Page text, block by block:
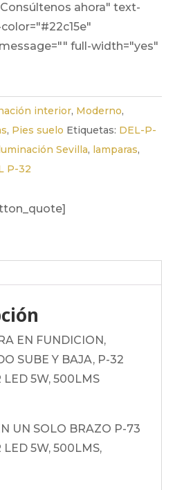
ahora" text-
full-width="yes"
interior, Moderno,
, Pies suelo Etiquetas: DEL-P-
Sevilla, lamparas,
P-32
EN FUNDICION,
SUBE Y BAJA, P-32
LED 5W, 500LMS
UN SOLO BRAZO P-73
LED 5W, 500LMS,